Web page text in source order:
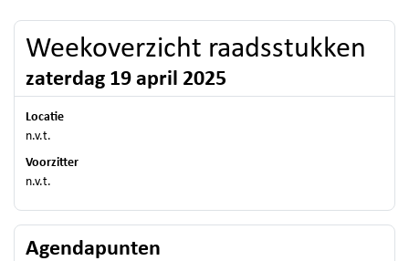
Weekoverzicht raadsstukken
zaterdag 19 april 2025
Locatie
n.v.t.
Voorzitter
n.v.t.
Agendapunten